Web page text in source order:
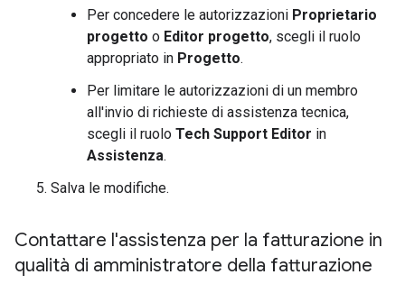
Per concedere le autorizzazioni Proprietario
progetto o Editor progetto, scegli il ruolo
appropriato in Progetto.
Per limitare le autorizzazioni di un membro
all'invio di richieste di assistenza tecnica,
scegli il ruolo Tech Support Editor in
Assistenza.
Salva le modifiche.
Contattare l'assistenza per la fatturazione in
qualità di amministratore della fatturazione